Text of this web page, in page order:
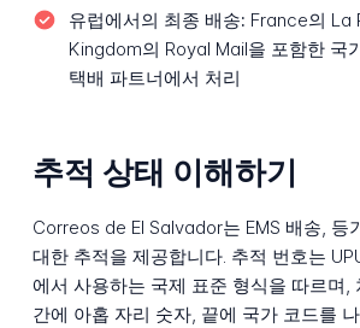
유럽에서의 최종 배송: France의 La
Kingdom의 Royal Mail을 포함한 국
택배 파트너에서 처리
추적 상태 이해하기
Correos de El Salvador는 EMS 배송, 등
대한 추적을 제공합니다. 추적 번호는
에서 사용하는 국제 표준 형식을 따르며,
간에 아홉 자리 숫자, 끝에 국가 코드를